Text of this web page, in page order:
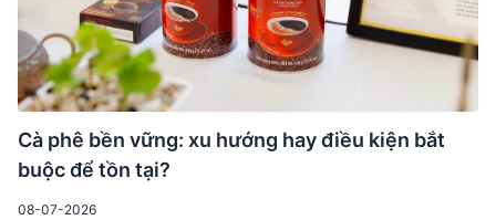
Cà phê bền vững: xu hướng hay điều kiện bắt
buộc để tồn tại?
08-07-2026